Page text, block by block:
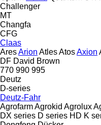
Challenger
MT
Changfa
CFG
Claas
AresArion AtlesAtosAxion
DF David Brown
770 990 995
Deutz
D-series
Deutz-Fahr
AgrofarmAgrokid Agrolux
DX series D series HD K